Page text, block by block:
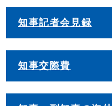
知事記者会見録
知事交際費